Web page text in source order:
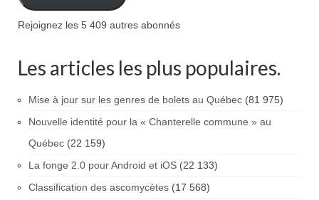
Rejoignez les 5 409 autres abonnés
Les articles les plus populaires.
Mise à jour sur les genres de bolets au Québec (81 975)
Nouvelle identité pour la « Chanterelle commune » au
Québec (22 159)
La fonge 2.0 pour Android et iOS (22 133)
Classification des ascomycètes (17 568)